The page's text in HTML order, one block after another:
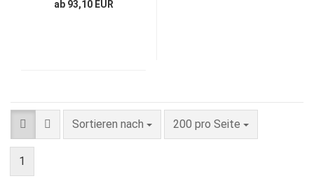
ab 93,10 EUR
Sortieren nach
Sortieren nach 200 pro Seite
pro Seite
1